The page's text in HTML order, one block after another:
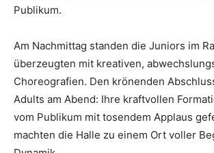
Publikum.
Am Nachmittag standen die Juniors im
überzeugten mit kreativen,
Choreografien. Den krönenden
Adults am Abend: Ihre kraftvollen
vom Publikum mit tosendem Applaus
machten die Halle zu einem Ort voller